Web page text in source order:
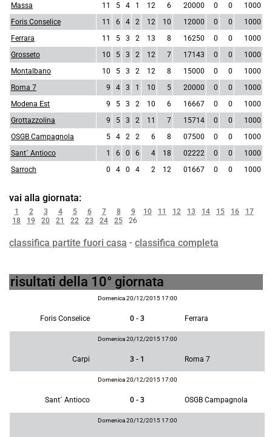
Massa
11 5 4 1 12 6 20000 0 0
1000
Foris Conselice
11 6 4 2 12 10 12000 0 0
1000
Ferrara
11 5 3 2 13 8 16250 0 0
1000
Grosseto
10 5 3 2 12 7 17143 0 0
1000
Montalbano
10 5 3 2 12 8 15000 0 0
1000
Roma 7
9 4 3 1 10 5 20000 0 0
1000
Modena Est
9 5 3 2 10 6 16667 0 0
1000
Grottazzolina
9 5 3 2 11 7 15714 0 0
1000
OSGB Campagnola
5 4 2 2 6 8 07500 0 0
1000
Sant´ Antioco
1 6 0 6 4 18 02222 0 0
1000
Sarroch
0 4 0 4 2 12 01667 0 0 1000
vai alla giornata:
1 2 3 4 5 6 7 8 9 10 11 12 13 14 15 16
17
18
19 20 21 22 23 24 25 26
classifica partite fuori casa - classifica completa
risultati della 10° giornata
Domenica 20/12/2015 17:00
Foris Conselice 0 - 3 Ferrara
Domenica 20/12/2015 17:00
Carpi 3 - 1 Roma 7
Domenica 20/12/2015 17:00
Sant´ Antioco 0 - 3 OSGB Campagnola
Domenica 20/12/2015 17:00